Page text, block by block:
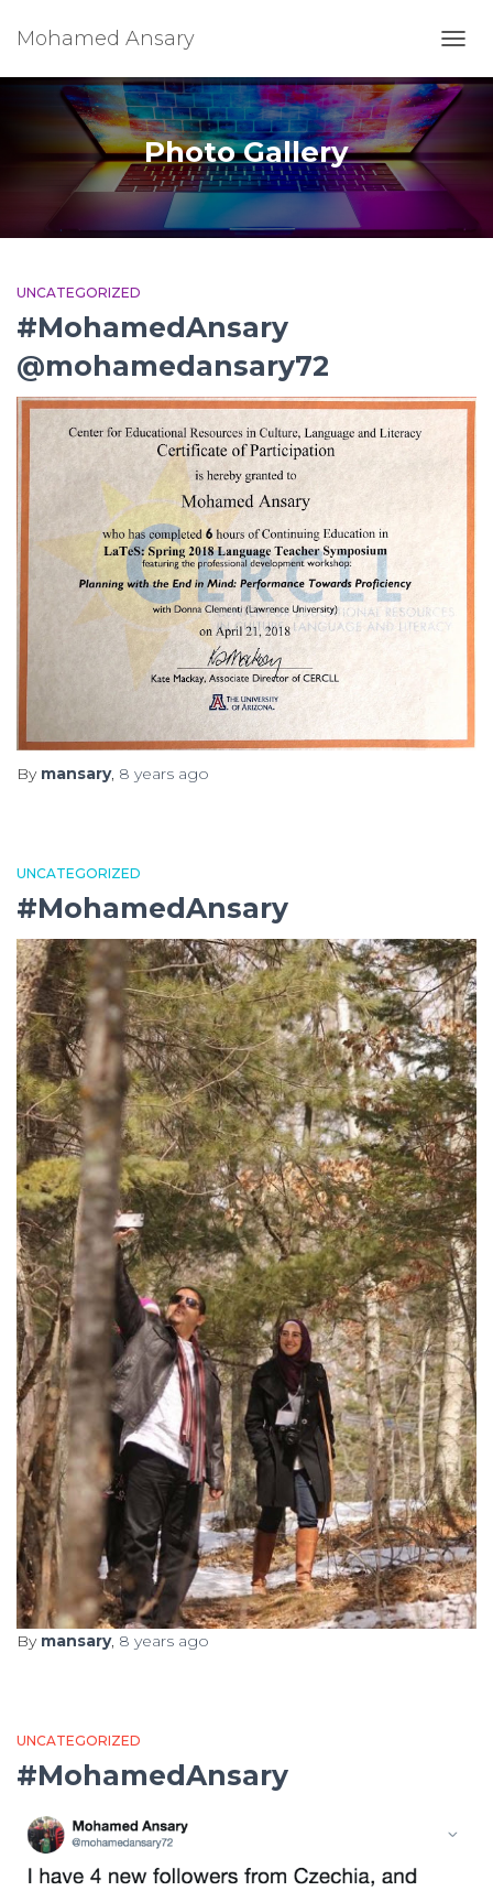
Mohamed Ansary
Photo Gallery
UNCATEGORIZED
#MohamedAnsary
@mohamedansary72
By mansary, 8 years ago
UNCATEGORIZED
#MohamedAnsary
By mansary, 8 years ago
UNCATEGORIZED
#MohamedAnsary